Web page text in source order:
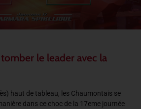
le leader avec la
haut de tableau, les Chaumontais se
dans ce choc de la 17eme journée